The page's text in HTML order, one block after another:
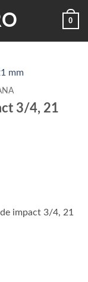
0
3/4, 21
impact 3/4, 21
mm